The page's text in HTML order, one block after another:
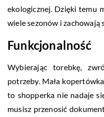
ekologicznej. Dzięki temu
wiele sezonów i zachowają
Funkcjonalność
Wybierając torebkę,
potrzeby. Mała
to shopperka nie nadaje
musisz przenosić